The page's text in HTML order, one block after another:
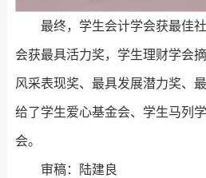
最终，学生会计学会获最佳
会获最具活力奖，学生理财学会
风采表现奖、最具发展潜力奖、
给了学生爱心基金会、学生马列
会。
审稿：陆建良